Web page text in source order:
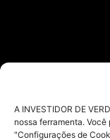
A INVESTIDOR DE
nossa ferramenta.
"Configurações de